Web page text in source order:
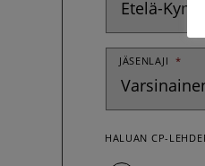
JÄSENLAJI *
HALUAN CP-